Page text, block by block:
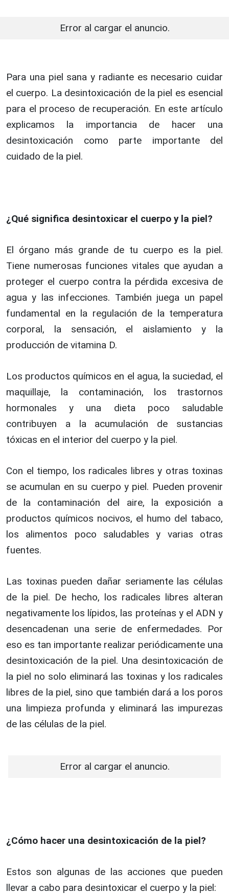
Error al cargar el anuncio.
Para una piel sana y radiante es necesario cuidar
el cuerpo. La desintoxicación de la piel es esencial
para el proceso de recuperación. En este artículo
explicamos la importancia de hacer una
desintoxicación como parte importante del
cuidado de la piel.
¿Qué significa desintoxicar el cuerpo y la piel?
El órgano más grande de tu cuerpo es la piel.
Tiene numerosas funciones vitales que ayudan a
proteger el cuerpo contra la pérdida excesiva de
agua y las infecciones. También juega un papel
fundamental en la regulación de la temperatura
corporal, la sensación, el aislamiento y la
producción de vitamina D.
Los productos químicos en el agua, la suciedad, el
maquillaje, la contaminación, los trastornos
hormonales y una dieta poco saludable
contribuyen a la acumulación de sustancias
tóxicas en el interior del cuerpo y la piel.
Con el tiempo, los radicales libres y otras toxinas
se acumulan en su cuerpo y piel. Pueden provenir
de la contaminación del aire, la exposición a
productos químicos nocivos, el humo del tabaco,
los alimentos poco saludables y varias otras
fuentes.
Las toxinas pueden dañar seriamente las células
de la piel. De hecho, los radicales libres alteran
negativamente los lípidos, las proteínas y el ADN y
desencadenan una serie de enfermedades. Por
eso es tan importante realizar periódicamente una
desintoxicación de la piel. Una desintoxicación de
la piel no solo eliminará las toxinas y los radicales
libres de la piel, sino que también dará a los poros
una limpieza profunda y eliminará las impurezas
de las células de la piel.
Error al cargar el anuncio.
¿Cómo hacer una desintoxicación de la piel?
Estos son algunas de las acciones que pueden
llevar a cabo para desintoxicar el cuerpo y la piel: